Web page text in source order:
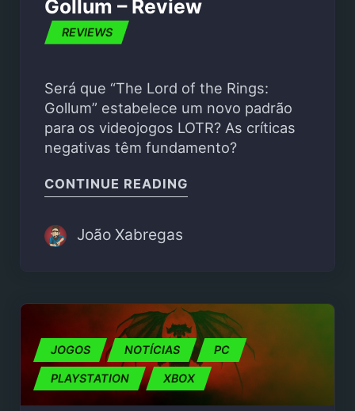
Gollum – Review
REVIEWS
Será que “The Lord of the Rings:
Gollum” estabelece um novo padrão
para os videojogos LOTR? As críticas
negativas têm fundamento?
CONTINUE READING
João Xabregas
JOGOS NOTÍCIAS PC
PLAYSTATION XBOX